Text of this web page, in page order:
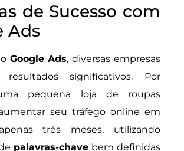
de Sucesso com
Ads
Google Ads, diversas empresas
resultados significativos. Por
pequena loja de roupas
seu tráfego online em
três meses, utilizando
palavras-chave bem definidas